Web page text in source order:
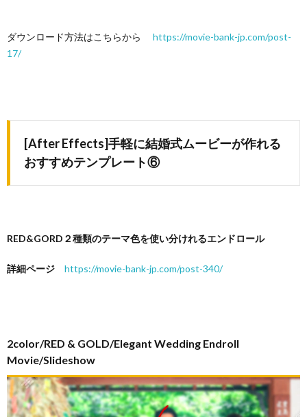
ダウンロード方法はこちらから https://movie-bank-jp.com/post-
17/
[After Effects]手軽に結婚式ムービーが作れる
おすすめテンプレート⑥
RED&GORD２種類のテーマ色を使い分けれるエンドロール
詳細ページ https://movie-bank-jp.com/post-340/
2color/RED & GOLD/Elegant Wedding Endroll
Movie/Slideshow